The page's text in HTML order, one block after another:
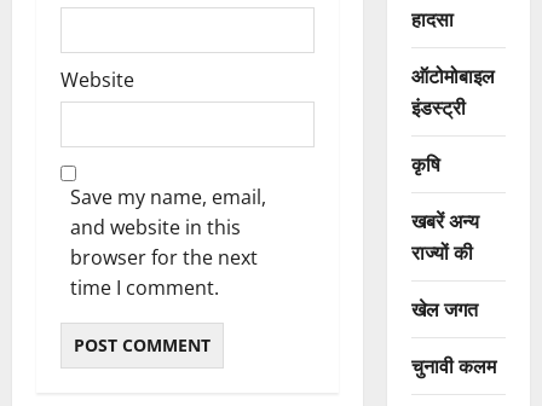
Website
Save my name, email,
and website in this
browser for the next
time I comment.
हादसा
ऑटोमोबाइल
इंडस्ट्री
कृषि
खबरें अन्य
राज्यों की
खेल जगत
चुनावी कलम